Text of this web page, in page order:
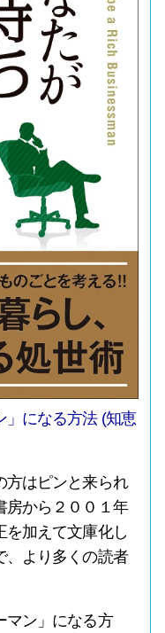
」になる方法 (知恵
はピンと来られ
房から２００１年
を加えて文庫化し
、より多くの読者
ン」になる方